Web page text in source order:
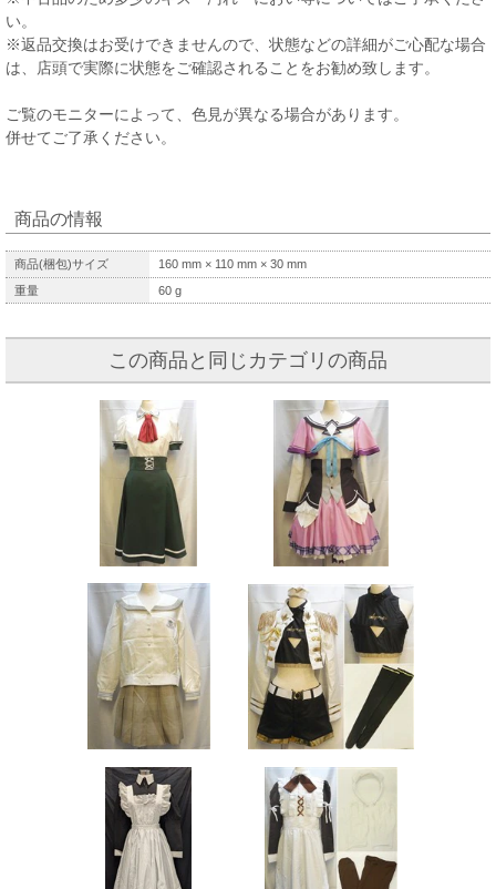
い。
※返品交換はお受けできませんので、状態などの詳細がご心配な場合
は、店頭で実際に状態をご確認されることをお勧め致します。
ご覧のモニターによって、色見が異なる場合があります。
併せてご了承ください。
商品の情報
商品(梱包)サイズ 160 mm × 110 mm × 30 mm
重量
60 g
この商品と同じカテゴリの商品